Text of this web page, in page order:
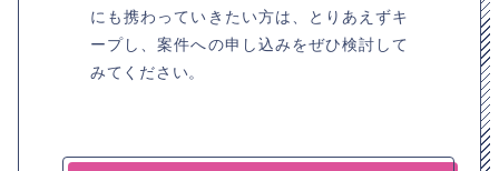
にも携わっていきたい方は、とりあえずキ
ープし、案件への申し込みをぜひ検討して
みてください。